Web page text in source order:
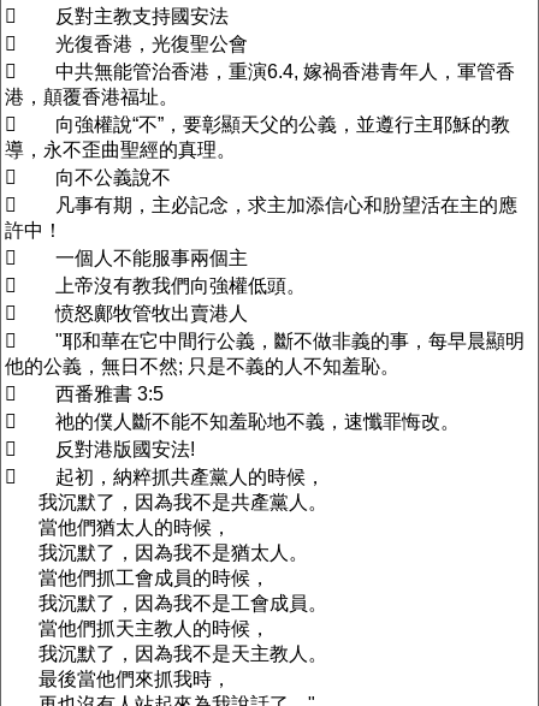
 反對主教支持國安法
 光復香港，光復聖公會
 中共無能管治香港，重演6.4, 嫁禍香港青年人，軍管香
港，顛覆香港福址。
 向強權說“不”，要彰顯天父的公義，並遵行主耶穌的教
導，永不歪曲聖經的真理。
 向不公義說不
 凡事有期，主必記念，求主加添信心和朌望活在主的應
許中！
 一個人不能服事兩個主
 上帝沒有教我們向強權低頭。
 愤怒鄺牧管牧出賣港人
 "耶和華在它中間行公義，斷不做非義的事，每早晨顯明
他的公義，無日不然; 只是不義的人不知羞恥。
 西番雅書 3:5
 祂的僕人斷不能不知羞恥地不義，速懺罪悔改。
 反對港版國安法!
 起初，納粹抓共產黨人的時候，
我沉默了，因為我不是共產黨人。
當他們猶太人的時候，
我沉默了，因為我不是猶太人。
當他們抓工會成員的時候，
我沉默了，因為我不是工會成員。
當他們抓天主教人的時候，
我沉默了，因為我不是天主教人。
最後當他們來抓我時，